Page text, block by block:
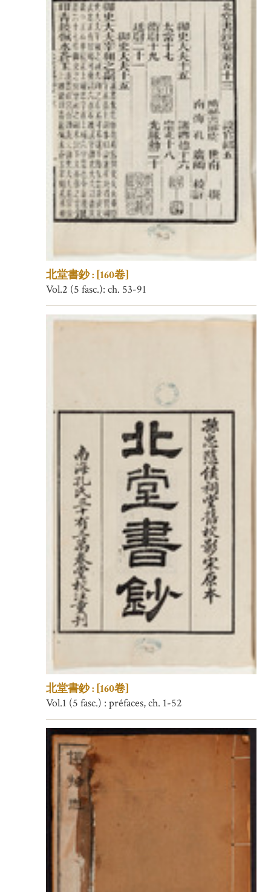
北堂書鈔 : [160卷]
Vol.2 (5 fasc.): ch. 53-91
北堂書鈔 : [160卷]
Vol.1 (5 fasc.) : préfaces, ch. 1-52